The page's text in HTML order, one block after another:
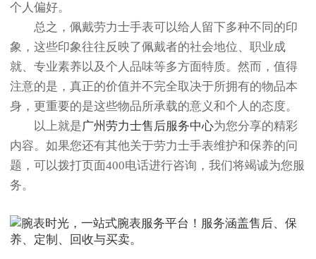
个人偏好。
总之，佩戴劳力士手表可以给人留下多种不同的印
象，这些印象往往反映了佩戴者的社会地位、职业成
就、专业素养以及个人品味等多方面特质。然而，值得
注意的是，真正的价值并不完全取决于所拥有的物品本
身，更重要的是这些物品所承载的意义和个人的态度。
以上就是广州劳力士售后服务中心为您分享的精彩
内容。如果您还有其他关于劳力士手表维护和保养的问
题，可以拨打页面400电话进行咨询，我们将竭诚为您服
务。